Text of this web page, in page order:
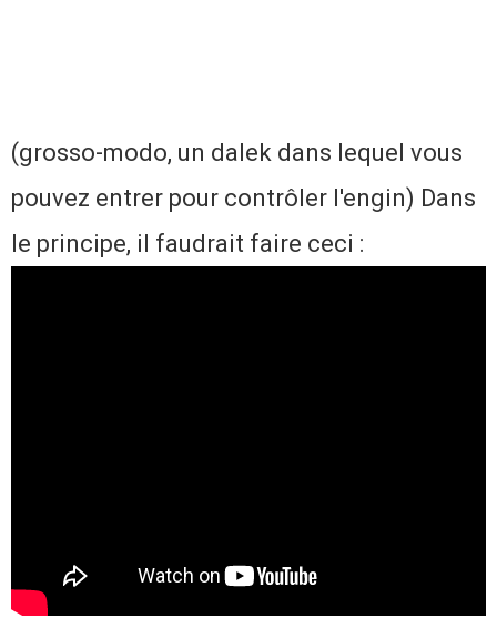
(grosso-modo, un dalek dans lequel vous
pouvez entrer pour contrôler l'engin) Dans
le principe, il faudrait faire ceci :